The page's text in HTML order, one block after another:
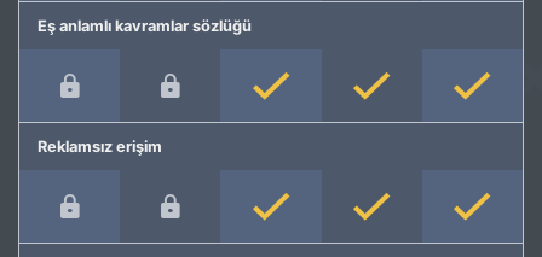
Eş anlamlı kavramlar sözlüğü
Reklamsız erişim